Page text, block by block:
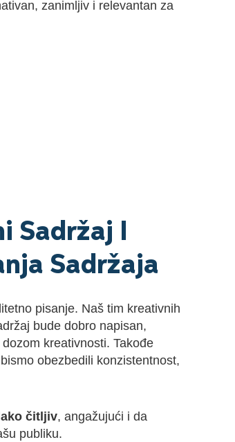
zanimljiv i relevantan za
Sadržaj I
Sadržaja
pisanje. Naš tim kreativnih
bude dobro napisan,
kreativnosti. Takođe
obezbedili konzistentnost,
lako čitljiv, angažujući i da
publiku.